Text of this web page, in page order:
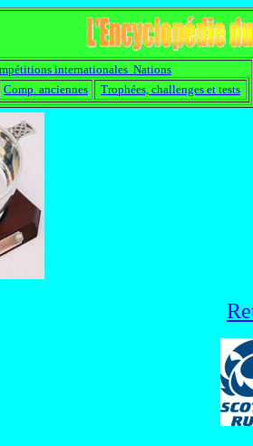
internationales Nations
Comp. anciennes Trophées, challenges et tests